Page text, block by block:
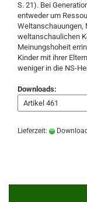
S. 21). Bei
entweder um
Weltanschauungen,
weltanschaulichen
Meinungshoheit
Kinder mit ihrer
weniger in die NS-
Downloads:
Lieferzeit: Download